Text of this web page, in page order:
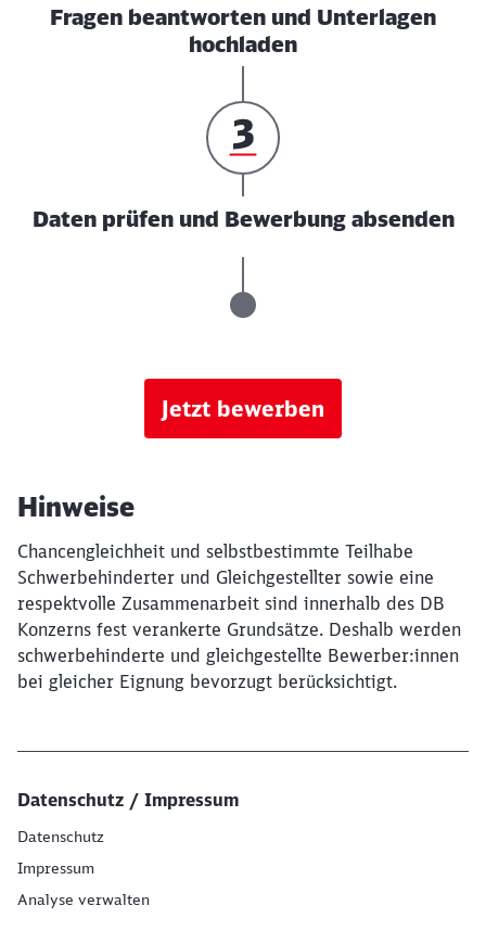
Fragen beantworten und Unterlagen
hochladen
Daten prüfen und Bewerbung absenden
Jetzt bewerben
Hinweise
Chancengleichheit und selbstbestimmte Teilhabe
Schwerbehinderter und Gleichgestellter sowie eine
respektvolle Zusammenarbeit sind innerhalb des DB
Konzerns fest verankerte Grundsätze. Deshalb werden
schwerbehinderte und gleichgestellte Bewerber:innen
bei gleicher Eignung bevorzugt berücksichtigt.
Datenschutz / Impressum
Datenschutz
Impressum
Analyse verwalten